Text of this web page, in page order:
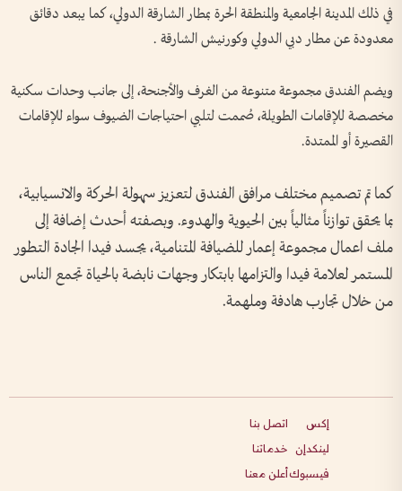
في ذلك المدينة الجامعية والمنطقة الحرة بمطار الشارقة الدولي، كما يبعد دقائق
معدودة عن مطار دبي الدولي وكورنيش الشارقة .
ويضم الفندق مجموعة متنوعة من الغرف والأجنحة، إلى جانب وحدات سكنية
مخصصة للإقامات الطويلة، صُممت لتلبي احتياجات الضيوف سواء للإقامات
القصيرة أو الممتدة.
كما تم تصميم مختلف مرافق الفندق لتعزيز سهولة الحركة والانسيابية،
بما يحقق توازناً مثالياً بين الحيوية والهدوء. وبصفته أحدث إضافة إلى
ملف اعمال مجموعة إعمار للضيافة المتنامية، يجسد فيدا الجادة التطور
المستمر لعلامة فيدا والتزامها بابتكار وجهات نابضة بالحياة تجمع الناس
من خلال تجارب هادفة وملهمة.
إكس
لينكدإن
فيسبوك
اتصل بنا
خدماتنا
أعلن معنا